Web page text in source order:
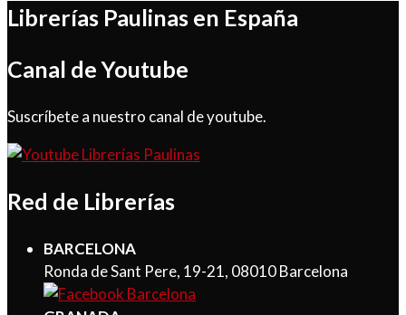
Librerías Paulinas en España
Canal de Youtube
Suscríbete a nuestro canal de youtube.
Red de Librerías
BARCELONA
Ronda de Sant Pere, 19-21, 08010 Barcelona